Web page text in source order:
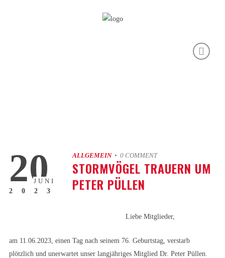
20
JUNI
2023
ALLGEMEIN• 0 COMMENT
STORMVÖGEL TRAUERN UM
PETER PÜLLEN
Liebe Mitglieder,
am 11.06.2023, einen Tag nach seinem 76. Geburtstag, verstarb
plötzlich und unerwartet unser langjähriges Mitglied Dr. Peter Püllen.